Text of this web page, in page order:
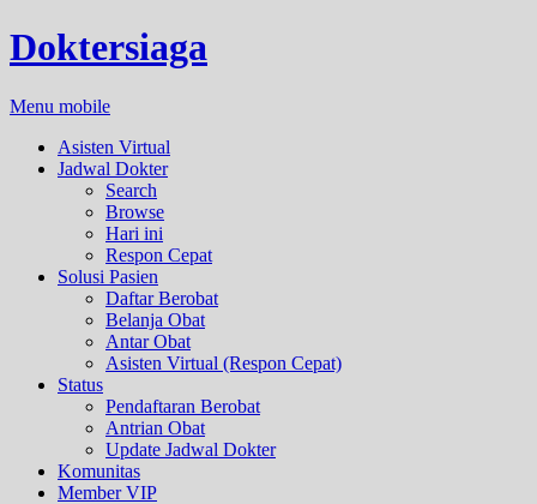
Doktersiaga
Menu mobile
Asisten Virtual
Jadwal Dokter
Search
Browse
Hari ini
Respon Cepat
Solusi Pasien
Daftar Berobat
Belanja Obat
Antar Obat
Asisten Virtual (Respon Cepat)
Status
Pendaftaran Berobat
Antrian Obat
Update Jadwal Dokter
Komunitas
Member VIP